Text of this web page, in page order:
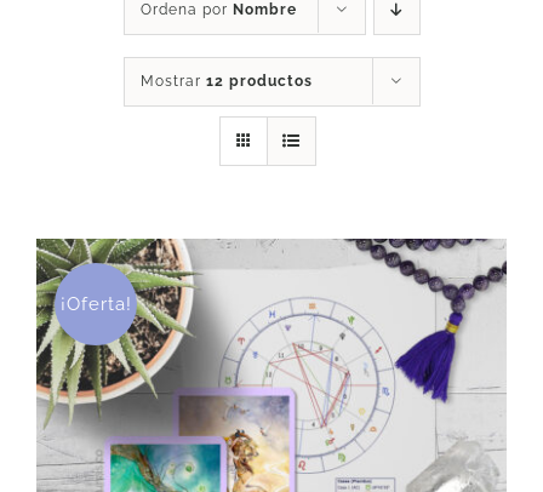
SERVICIOS
PRODUCTOS
ARTÍCULOS
ACERCA
Ordena por Nombre
Mostrar 12 productos
¡Oferta!